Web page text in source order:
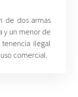
de dos armas
y un menor de
ilegal
comercial.